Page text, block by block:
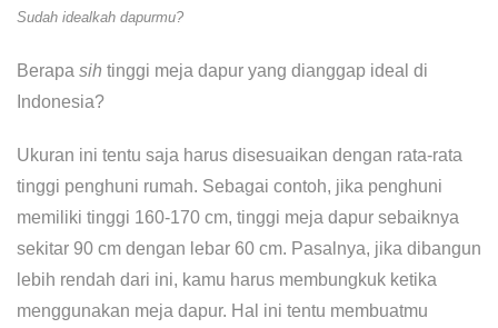
Sudah idealkah dapurmu?
Berapa sih tinggi meja dapur yang dianggap ideal di
Indonesia?
Ukuran ini tentu saja harus disesuaikan dengan rata-rata
tinggi penghuni rumah. Sebagai contoh, jika penghuni
memiliki tinggi 160-170 cm, tinggi meja dapur sebaiknya
sekitar 90 cm dengan lebar 60 cm. Pasalnya, jika dibangun
lebih rendah dari ini, kamu harus membungkuk ketika
menggunakan meja dapur. Hal ini tentu membuatmu